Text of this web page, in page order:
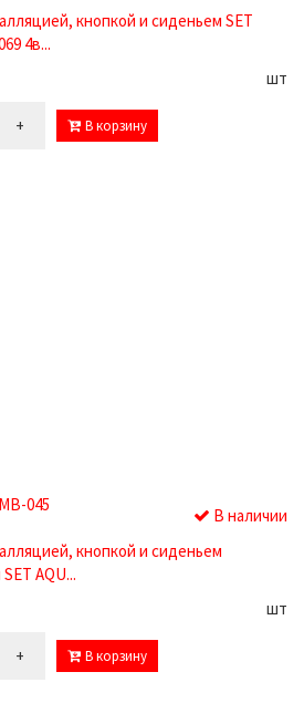
кнопкой и сиденьем SET
4в...
шт
+ В корзину
045
В наличии
кнопкой и сиденьем
AQU...
шт
+ В корзину